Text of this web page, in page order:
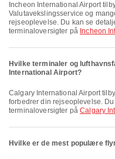
Incheon International Airport tilbyder Biludlejning, Rygeområde,
Valutavekslingsservice og
rejseoplevelse. Du kan se
terminaloversigter på Incheon
Hvilke terminaler og
International Airport?
Calgary International Airport tilbyder Taxa og mange andre faciliteter, der
forbedrer din rejseoplevelse.
terminaloversigter påCalgary
Hvilke er de mest populære